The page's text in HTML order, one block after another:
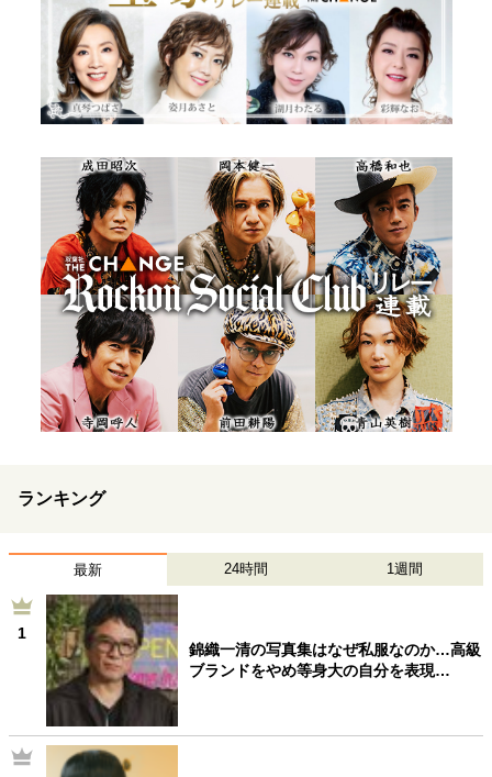
ランキング
最新 24時間 1週間
1
錦織一清の写真集はなぜ私服なのか…高級
ブランドをやめ等身大の自分を表現…